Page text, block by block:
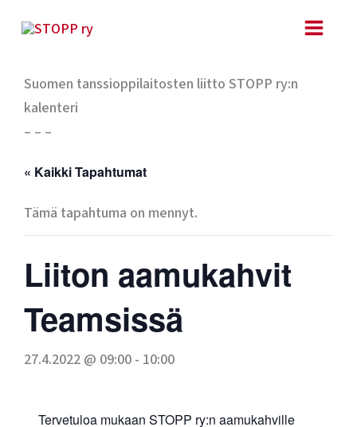
sisältöön
Suomen tanssioppilaitosten liitto STOPP ry:n
kalenteri
– – –
« Kaikki Tapahtumat
Tämä tapahtuma on mennyt.
Liiton aamukahvit
Teamsissä
27.4.2022 @ 09:00- 10:00
Tervetuloa mukaan STOPP ry:n aamukahville